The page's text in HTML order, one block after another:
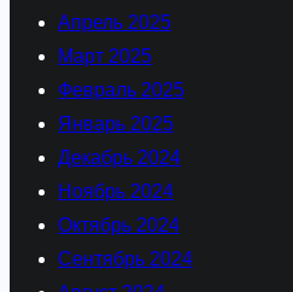
Апрель 2025
Март 2025
Февраль 2025
Январь 2025
Декабрь 2024
Ноябрь 2024
Октябрь 2024
Сентябрь 2024